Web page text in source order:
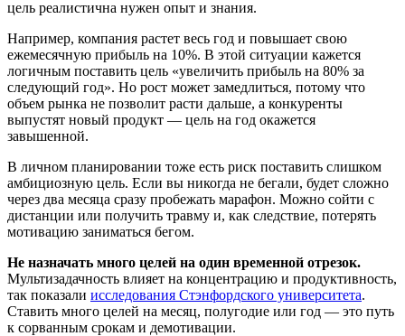
цель реалистична нужен опыт и знания.
Например, компания растет весь год и повышает свою
ежемесячную прибыль на 10%. В этой ситуации кажется
логичным поставить цель «увеличить прибыль на 80% за
следующий год». Но рост может замедлиться, потому что
объем рынка не позволит расти дальше, а конкуренты
выпустят новый продукт — цель на год окажется
завышенной.
В личном планировании тоже есть риск поставить слишком
амбициозную цель. Если вы никогда не бегали, будет сложно
через два месяца сразу пробежать марафон. Можно сойти с
дистанции или получить травму и, как следствие, потерять
мотивацию заниматься бегом.
Не назначать много целей на один временной отрезок.
Мультизадачность влияет на концентрацию и продуктивность,
так показали исследования Стэнфордского университета.
Ставить много целей на месяц, полугодие или год — это путь
к сорванным срокам и демотивации.